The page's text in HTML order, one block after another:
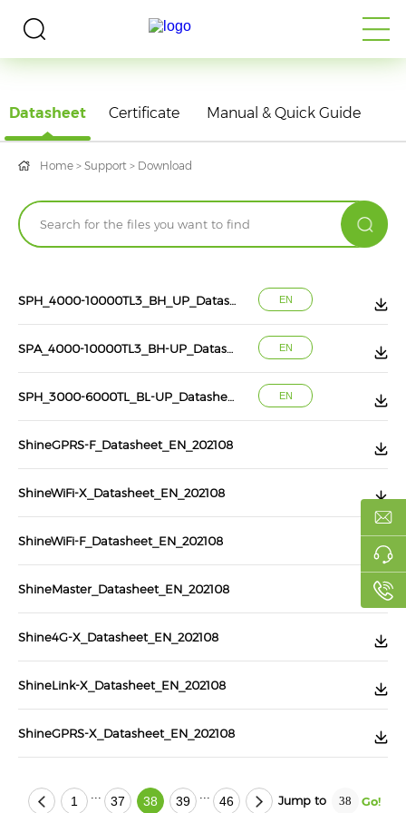
DOWNLOAD
Datasheet Certificate Manual & Quick Guide
Home >Support > Download
SPH_4000-10000TL3_BH_UP_Datasheet_202208 EN
SPA_4000-10000TL3_BH-UP_Datasheet_202208 EN
SPH_3000-6000TL_BL-UP_Datasheet_202303 EN
ShineGPRS-F_Datasheet_EN_202108
ShineWiFi-X_Datasheet_EN_202108
ShineWiFi-F_Datasheet_EN_202108
ShineMaster_Datasheet_EN_202108
Shine4G-X_Datasheet_EN_202108
ShineLink-X_Datasheet_EN_202108
ShineGPRS-X_Datasheet_EN_202108
1 37 38 39 46 Jump to